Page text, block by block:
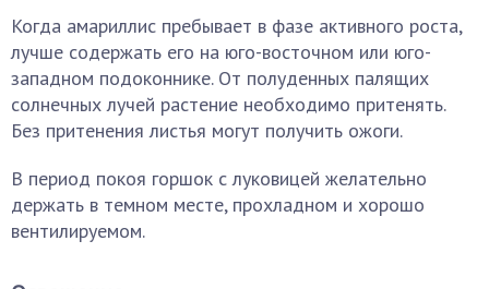
Когда амариллис пребывает в фазе активного роста,
лучше содержать его на юго-восточном или юго-
западном подоконнике. От полуденных палящих
солнечных лучей растение необходимо притенять.
Без притенения листья могут получить ожоги.
В период покоя горшок с луковицей желательно
держать в темном месте, прохладном и хорошо
вентилируемом.